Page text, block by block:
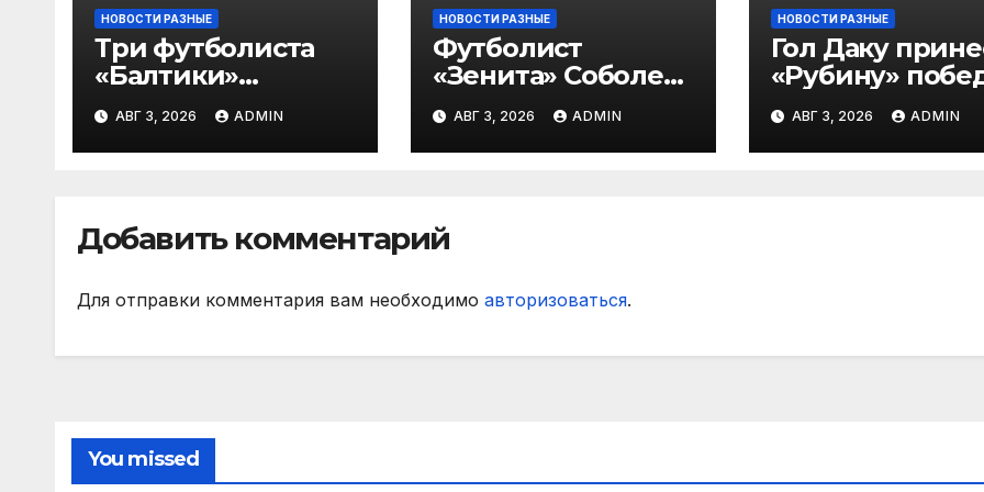
НОВОСТИ РАЗНЫЕ
Три футболиста
«Балтики»
включены в
символическую
сборную 2‑го тура
МАТЧ ПРЕМЬЕР
АВГ 3, 2026 ADMIN
НОВОСТИ РАЗНЫЕ
Футболист
«Зенита» Соболев:
«Не буду скрывать
— в Оренбурге
всегда тяжело
АВГ 3, 2026 ADMIN
НОВОСТИ РАЗНЫЕ
Гол Даку
«Рубину»
над «Акроном» в
матче РПЛ
АВГ 3, 2026 ADMIN
Добавить комментарий
Для отправки комментария вам необходимо авторизоваться.
You missed